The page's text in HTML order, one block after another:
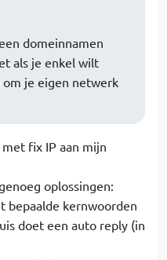
domeinnamen
als je enkel wilt
je eigen netwerk
fix IP aan mijn
oplossingen:
bepaalde kernwoorden
doet een auto reply (in